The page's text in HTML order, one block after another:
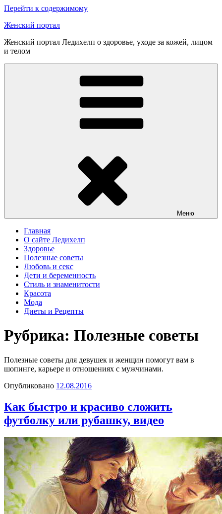
Перейти к содержимому
Женский портал
Женский портал Ледихелп о здоровье, уходе за кожей, лицом
и телом
Меню
Главная
О сайте Ледихелп
Здоровье
Полезные советы
Любовь и секс
Дети и беременность
Стиль и знаменитости
Красота
Мода
Диеты и Рецепты
Рубрика: Полезные советы
Полезные советы для девушек и женщин помогут вам в
шопинге, карьере и отношениях с мужчинами.
Опубликовано 12.08.2016
Как быстро и красиво сложить
футболку или рубашку, видео